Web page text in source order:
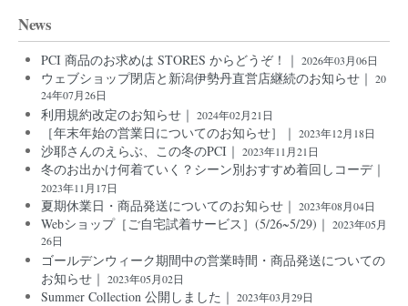
News
PCI 商品のお求めは STORES からどうぞ！｜ 2026年03月06日
ウェブショップ閉店と新潟伊勢丹直営店継続のお知らせ｜ 20
24年07月26日
利用規約改定のお知らせ｜ 2024年02月21日
［年末年始の営業日についてのお知らせ］｜ 2023年12月18日
沙耶さんのえらぶ、この冬のPCI｜ 2023年11月21日
冬のお出かけ何着ていく？シーン別おすすめ着回しコーデ｜
2023年11月17日
夏期休業日・商品発送についてのお知らせ｜ 2023年08月04日
Webショップ［ご自宅試着サービス］(5/26~5/29)｜ 2023年05月
26日
ゴールデンウィーク期間中の営業時間・商品発送についての
お知らせ｜ 2023年05月02日
Summer Collection 公開しました｜ 2023年03月29日